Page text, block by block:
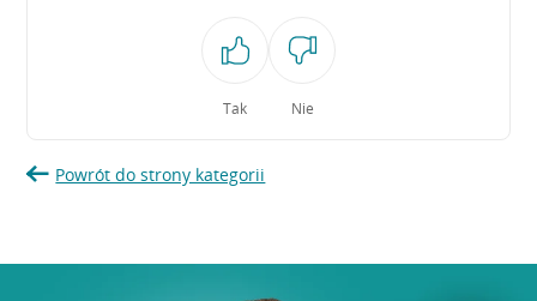
Tak Nie
Powrót do strony kategorii